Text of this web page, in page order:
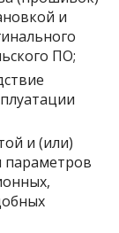
и
ПО;
и (или)
параметров